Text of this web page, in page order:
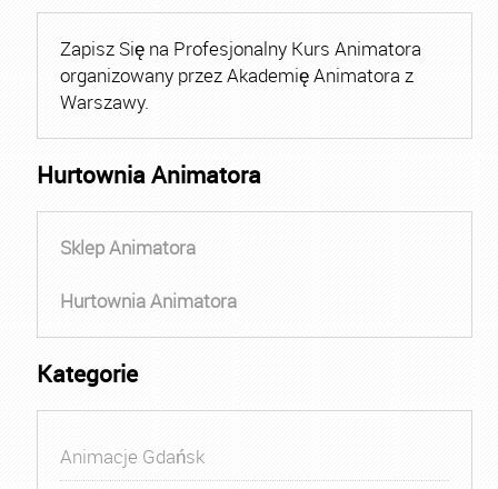
Zapisz Się na Profesjonalny Kurs Animatora
organizowany przez Akademię Animatora z
Warszawy.
Hurtownia Animatora
Sklep Animatora
Hurtownia Animatora
Kategorie
Animacje Gdańsk